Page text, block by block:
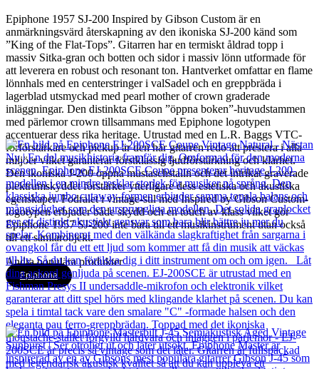
Epiphone 1957 SJ-200 Inspired by Gibson Custom är en
anmärkningsvärd återskapning av den ikoniska SJ-200 känd som
”King of the Flat-Tops”. Gitarren har en termiskt åldrad topp i
massiv Sitka-gran och botten och sidor i massiv lönn utformade för
att leverera en robust och resonant ton. Hantverket omfattar en flame
lönnhals med en centerstringer i valSadel och en greppbräda i
lagerblad utsmyckad med pearl mother of crown graderade
inläggningar. Den distinkta Gibson ”öppna boken”-huvudstammen
med pärlemor crown tillsammans med Epiphone logotypen
accentuerar dess rika heritage. Utrustad med en L.R. Baggs VTC-
förförstärkare och pickup är den här gitarren redo att prestera i alla
miljöer vilket garanterar förstklassig ljudförstärkning och klarhet.
Den ikoniska J-200 öppna mustaschstalln och det intrikat graverade
plektrumskyddet förstärker ytterligare dess estetiska och akustiska
egenskaper. Fodralet i vintage-stil med Inspired by Gibson Custom-
logotypen erbjuder både skydd och en touch av klass vilket gör
Epiphone 1957 SJ-200 inte bara till ett musikinstrument utan också
till ett samlarobjekt.
Andra populära produkter
Epiphone